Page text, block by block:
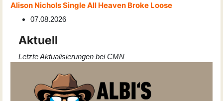
Alison Nichols Single All Heaven Broke Loose
07.08.2026
Aktuell
Letzte Aktualisierungen bei CMN